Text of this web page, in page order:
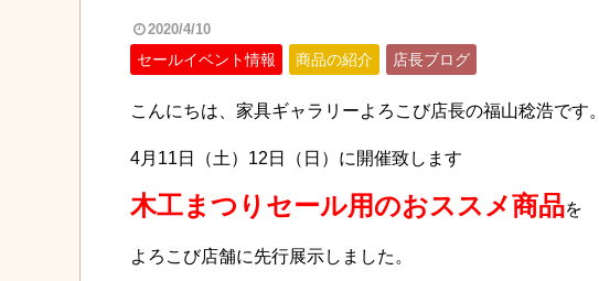
2020/4/10
セールイベント情報 商品の紹介 店長ブログ
こんにちは、家具ギャラリーよろこび店長の福山稔浩です。
4月11日（土）12日（日）に開催致します
木工まつりセール用のおススメ商品を
よろこび店舗に先行展示しました。